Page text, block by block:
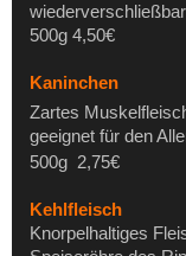
500g 4,50€
Kaninchen
Zartes
geeignet für den
500g 2,75€
Kehlfleisch
Knorpelhaltiges